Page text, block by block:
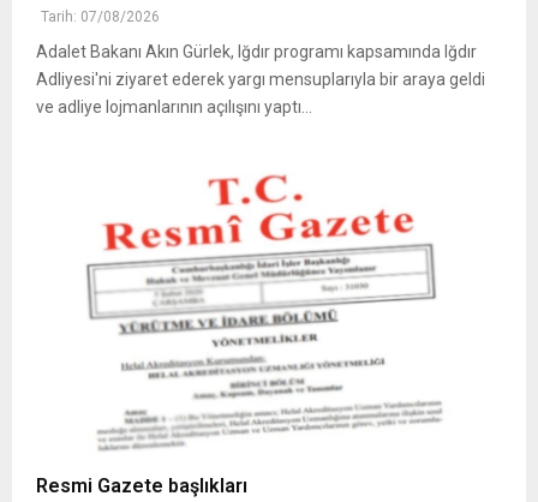
Tarih: 07/08/2026
Adalet Bakanı Akın Gürlek, Iğdır programı kapsamında Iğdır
Adliyesi'ni ziyaret ederek yargı mensuplarıyla bir araya geldi
ve adliye lojmanlarının açılışını yaptı...
Resmi Gazete başlıkları